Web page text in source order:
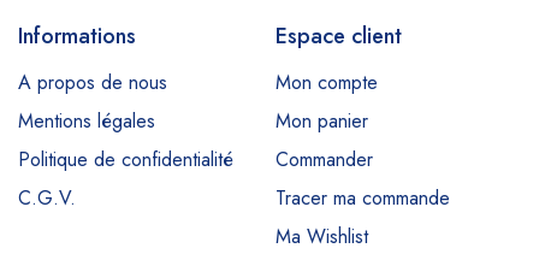
Informations
A propos de nous
Mentions légales
Politique de confidentialité
C.G.V.
Espace client
Mon compte
Mon panier
Commander
Tracer ma commande
Ma Wishlist